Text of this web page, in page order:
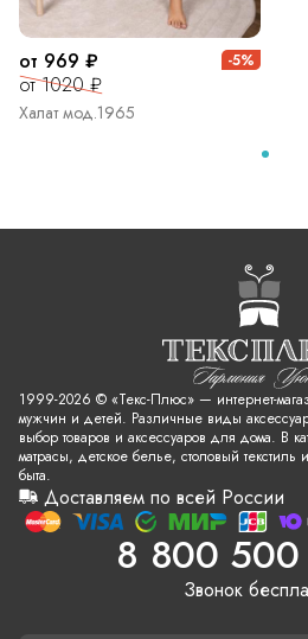
от 969 ₽
от 1020 ₽
-5%
Халат мод.1965
1999-2026 © «Текс-Плюс» — интернет-
мужчин и детей. Различные виды
выбор товаров и аксессуаров для дома. В
матрасы, детское белье, столовый
быта.
Доставляем по всей России
8 800
Звонок